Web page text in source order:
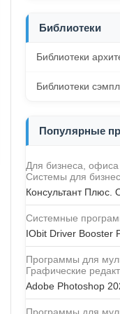
Библиотеки
Библиотеки
Библиотеки
Популярные
Для бизнеса,
Системы для
Консультант Плюс.
Системные
IObit Driver Booster
Программы для
Графические
Adobe Photoshop